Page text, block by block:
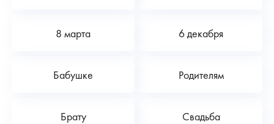
8 марта 6 декабря
Бабушке Родителям
Брату Свадьба